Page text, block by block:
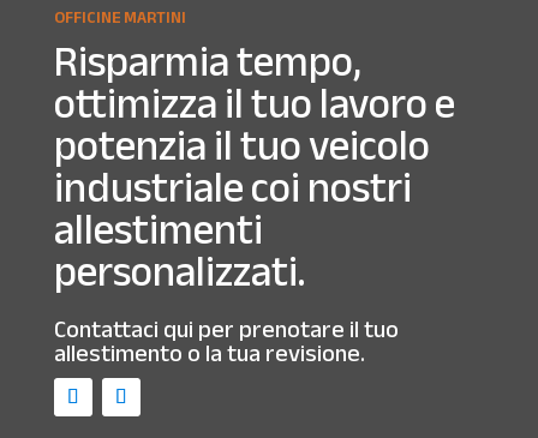
OFFICINE MARTINI
Risparmia tempo,
ottimizza il tuo lavoro e
potenzia il tuo veicolo
industriale coi nostri
allestimenti
personalizzati.
Contattaci qui per prenotare il tuo
allestimento o la tua revisione.